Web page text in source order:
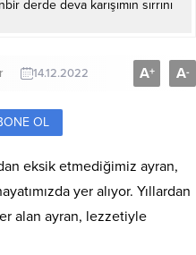
14.12.2022 A+ A-
OL
eksik etmediğimiz ayran,
yer alıyor. Yıllardan
alan ayran, lezzetiyle